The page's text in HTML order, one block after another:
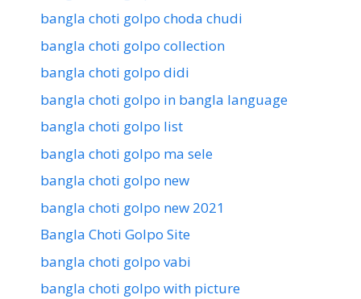
bangla choti golpo choda chudi
bangla choti golpo collection
bangla choti golpo didi
bangla choti golpo in bangla language
bangla choti golpo list
bangla choti golpo ma sele
bangla choti golpo new
bangla choti golpo new 2021
Bangla Choti Golpo Site
bangla choti golpo vabi
bangla choti golpo with picture